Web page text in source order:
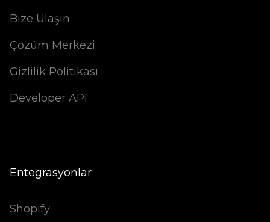
Bize Ulaşın
Çözüm Merkezi
Gizlilik Politikası
Developer API
Entegrasyonlar
Shopify